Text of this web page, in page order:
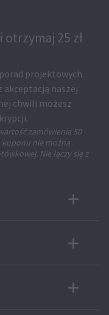
25 zł
projektowych.
akceptacją naszej
chwili możesz
zamówienia 50
kuponu nie można
Nie łączy się z